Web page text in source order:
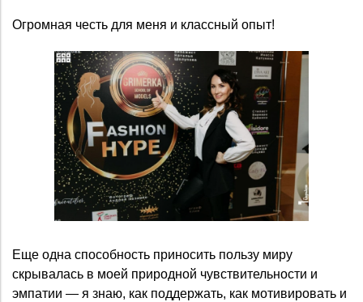
Огромная честь для меня и классный опыт!
Еще одна способность приносить пользу миру
скрывалась в моей природной чувствительности и
эмпатии — я знаю, как поддержать, как мотивировать и